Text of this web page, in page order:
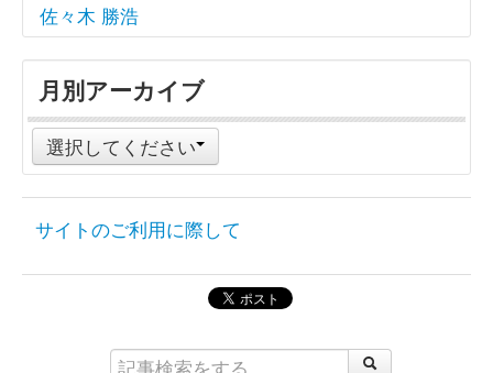
佐々木 勝浩
月別アーカイブ
選択してください
サイトのご利用に際して